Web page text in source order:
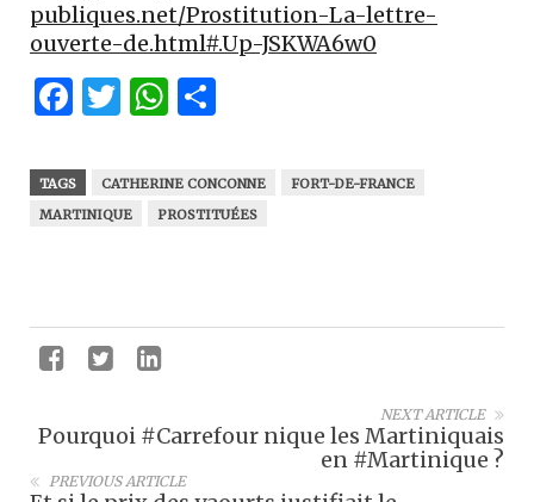
publiques.net/Prostitution-La-lettre-
ouverte-de.html#.Up-JSKWA6w0
Facebook
Twitter
WhatsApp
TAGS CATHERINE CONCONNE
FORT-DE-FRANCE
MARTINIQUE
PROSTITUÉES
NEXT ARTICLE
Pourquoi #Carrefour nique les Martiniquais
en #Martinique ?
PREVIOUS ARTICLE